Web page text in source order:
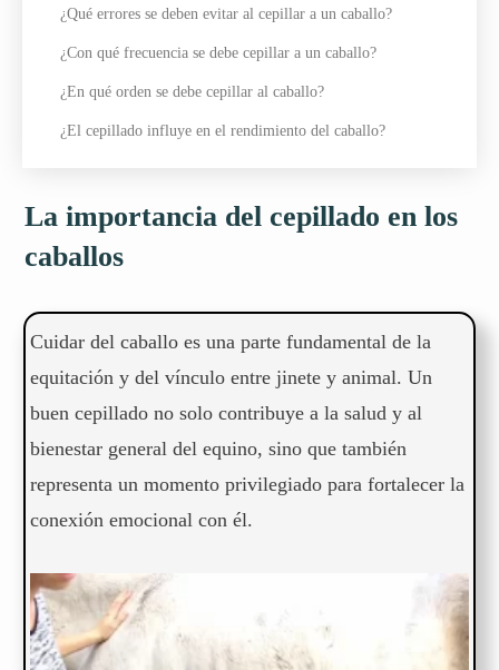
¿Qué errores se deben evitar al cepillar a un caballo?
¿Con qué frecuencia se debe cepillar a un caballo?
¿En qué orden se debe cepillar al caballo?
¿El cepillado influye en el rendimiento del caballo?
La importancia del cepillado en los
caballos
Cuidar del caballo es una parte fundamental de la
equitación y del vínculo entre jinete y animal. Un
buen cepillado no solo contribuye a la salud y al
bienestar general del equino, sino que también
representa un momento privilegiado para fortalecer la
conexión emocional con él.